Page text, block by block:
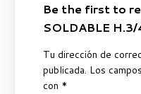
Be the first to
SOLDABLE H.3/
Tu dirección de
publicada. Los
con *